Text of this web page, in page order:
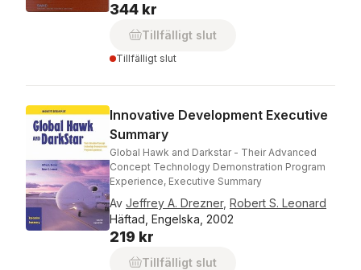
344 kr
Tillfälligt slut
Tillfälligt slut
Innovative Development Executive
Summary
Global Hawk and Darkstar - Their Advanced
Concept Technology Demonstration Program
Experience, Executive Summary
Av Jeffrey A. Drezner, Robert S. Leonard
Häftad, Engelska, 2002
219 kr
Tillfälligt slut